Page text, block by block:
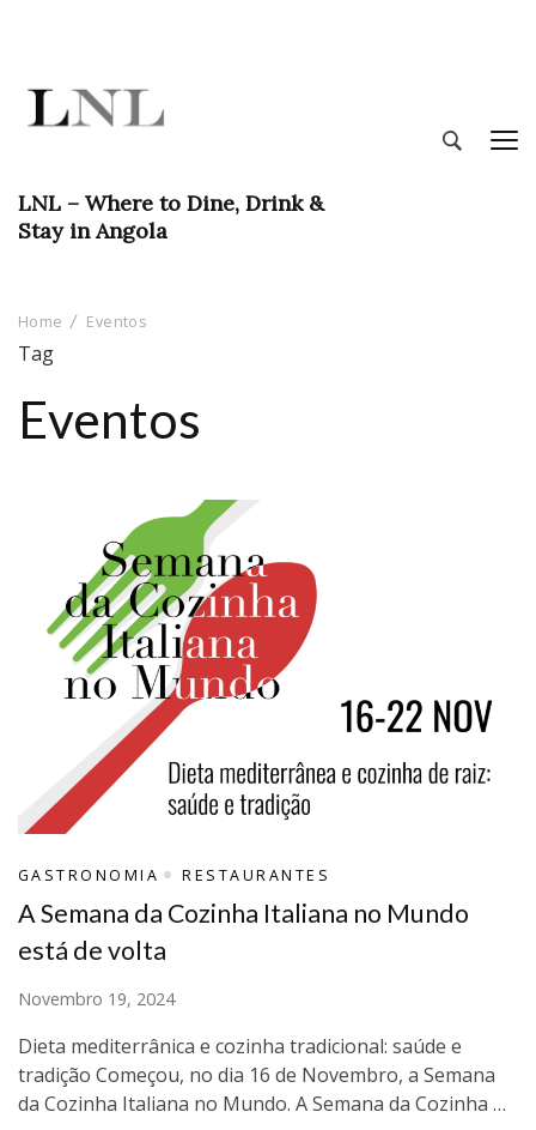
LNL – Where to Dine, Drink &
Stay in Angola
Home Eventos
Tag
Eventos
GASTRONOMIA RESTAURANTES
A Semana da Cozinha Italiana no Mundo
está de volta
Novembro 19, 2024
Dieta mediterrânica e cozinha tradicional: saúde e
tradição Começou, no dia 16 de Novembro, a Semana
da Cozinha Italiana no Mundo. A Semana da Cozinha …